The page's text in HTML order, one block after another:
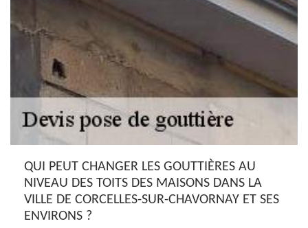
QUI PEUT CHANGER LES GOUTTIÈRES AU
NIVEAU DES TOITS DES MAISONS DANS LA
VILLE DE CORCELLES-SUR-CHAVORNAY ET SES
ENVIRONS ?